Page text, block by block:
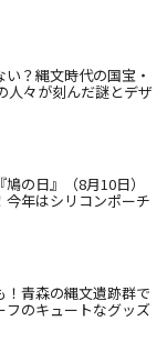
？縄文時代の国宝・
人々が刻んだ謎とデザ
の日』（8月10日）
年はシリコンポーチ
青森の縄文遺跡群で
のキュートなグッズ